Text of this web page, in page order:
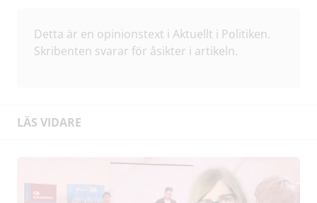
Detta är en opinionstext i Aktuellt i Politiken.
Skribenten svarar för åsikter i artikeln.
LÄS VIDARE